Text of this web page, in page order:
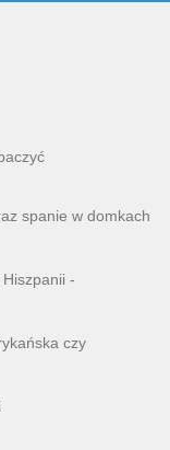
spanie w domkach
-
czy